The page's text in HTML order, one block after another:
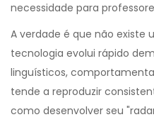
necessidade para
A verdade é que não existe
tecnologia evolui rápido
linguísticos,
tende a reproduzir
como desenvolver seu